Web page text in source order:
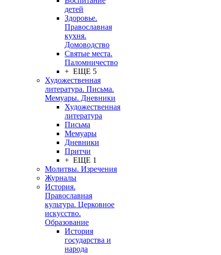
детей
Здоровье.
Православная
кухня.
Домоводство
Святые места.
Паломничество
+ ЕЩЕ 5
Художественная
литература. Письма.
Мемуары. Дневники
Художественная
литература
Письма
Мемуары
Дневники
Притчи
+ ЕЩЕ 1
Молитвы. Изречения
Журналы
История.
Православная
культура. Церковное
искусство.
Образование
История
государства и
народа